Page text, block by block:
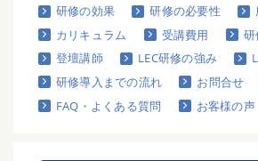
研修の効果
研修の必要性
カリキュラム
受講費用
登壇講師
LEC研修の強み
研修導入までの流れ
お問合せ
FAQ・よくある質問
お客様の声